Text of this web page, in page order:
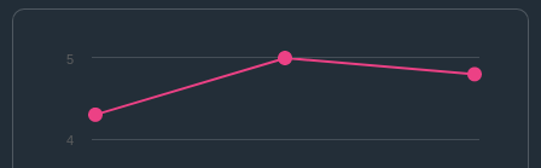
4
5